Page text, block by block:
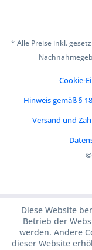
* Alle Preise inkl.
Cookie-
Hinweis gemäß §
Versand und
©
Diese Website
Betrieb der
werden. Andere
dieser Website